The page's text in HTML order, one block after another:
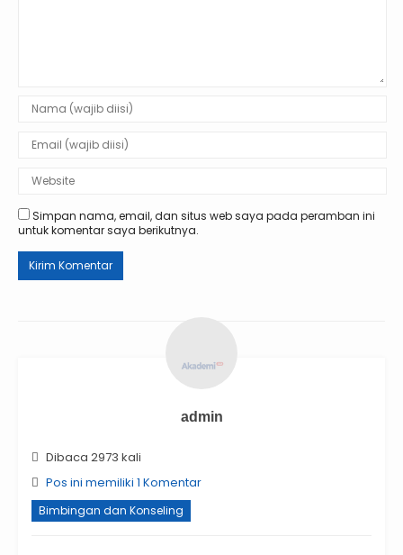
Simpan nama, email, dan situs web saya pada peramban ini
untuk komentar saya berikutnya.
admin
Dibaca 2973 kali
Pos ini memiliki 1 Komentar
Bimbingan dan Konseling